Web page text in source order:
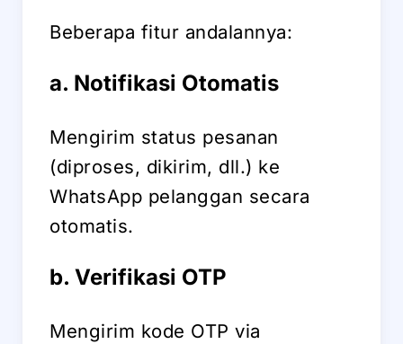
Beberapa fitur andalannya:
a. Notifikasi Otomatis
Mengirim status pesanan
(diproses, dikirim, dll.) ke
WhatsApp pelanggan secara
otomatis.
b. Verifikasi OTP
Mengirim kode OTP via